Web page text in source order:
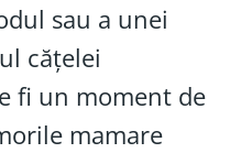
sau a unei
cățelei
fi un moment de
mamare